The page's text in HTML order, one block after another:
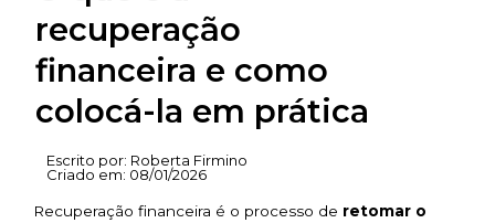
recuperação
financeira e como
colocá-la em prática
Escrito por: Roberta Firmino
Criado em: 08/01/2026
Recuperação financeira é o processo de retomar o